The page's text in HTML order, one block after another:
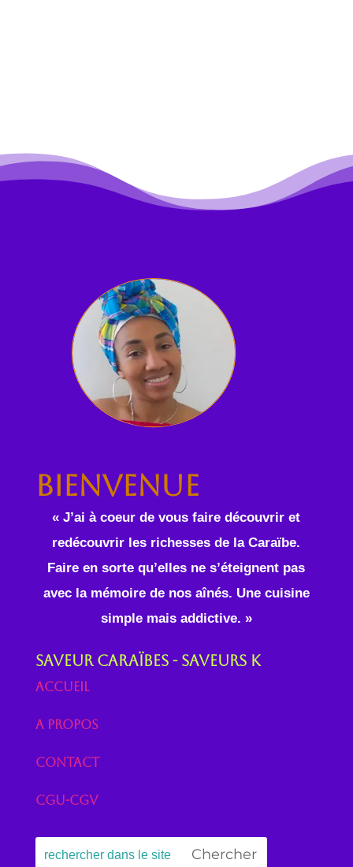
Bienvenue
« J’ai à coeur de vous faire découvrir et
redécouvrir les richesses de la Caraïbe.
Faire en sorte qu’elles ne s’éteignent pas
avec la mémoire de nos aînés. Une cuisine
simple mais addictive. »
Saveur Caraïbes - Saveurs K
Accueil
A propos
Contact
CGU-CGV